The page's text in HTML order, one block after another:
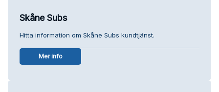
Skåne Subs
Hitta information om Skåne Subs kundtjänst.
Mer info